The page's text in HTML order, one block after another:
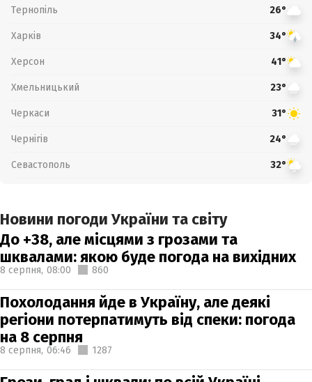
Тернопіль 26°
Харків 34°
Херсон 41°
Хмельницький 23°
Черкаси 31°
Чернігів 24°
Севастополь 32°
Новини погоди України та світу
До +38, але місцями з грозами та
шквалами: якою буде погода на вихідних
8 серпня, 08:00 860
Похолодання йде в Україну, але деякі
регіони потерпатимуть від спеки: погода
на 8 серпня
8 серпня, 06:46 1287